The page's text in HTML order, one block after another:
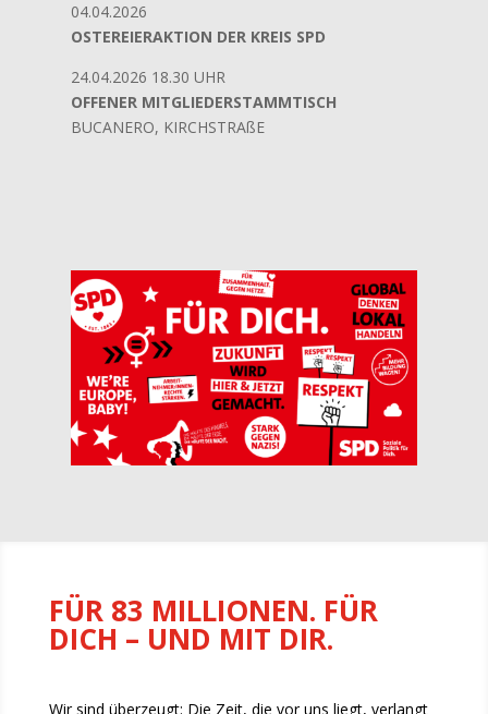
04.04.2026
OSTEREIERAKTION DER KREIS SPD
24.04.2026 18.30 UHR
OFFENER MITGLIEDERSTAMMTISCH
BUCANERO, KIRCHSTRAßE
FÜR 83 MILLIONEN. FÜR
DICH – UND MIT DIR.
Wir sind überzeugt: Die Zeit, die vor uns liegt, verlangt